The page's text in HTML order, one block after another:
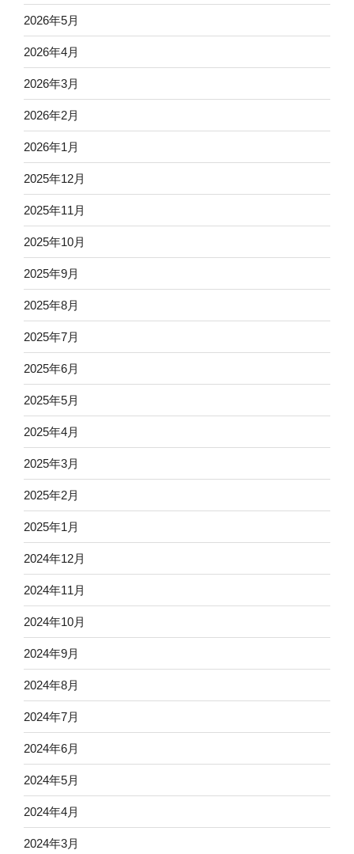
2026年5月
2026年4月
2026年3月
2026年2月
2026年1月
2025年12月
2025年11月
2025年10月
2025年9月
2025年8月
2025年7月
2025年6月
2025年5月
2025年4月
2025年3月
2025年2月
2025年1月
2024年12月
2024年11月
2024年10月
2024年9月
2024年8月
2024年7月
2024年6月
2024年5月
2024年4月
2024年3月